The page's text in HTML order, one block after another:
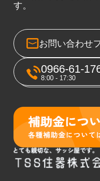
す。
お問い合わせ
0966-61-
8:00 - 17:30